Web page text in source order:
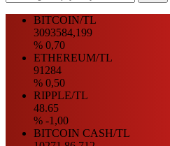
BITCOIN/TL
3093584,199
% 0,70
ETHEREUM/TL
91284
% 0,50
RIPPLE/TL
48.65
% -1,00
BITCOIN CASH/TL